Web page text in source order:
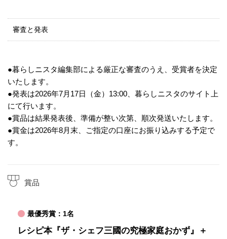
審査と発表
●暮らしニスタ編集部による厳正な審査のうえ、受賞者を決定
いたします。
●発表は2026年7月17日（金）13:00、暮らしニスタのサイト上
にて行います。
●賞品は結果発表後、準備が整い次第、順次発送いたします。
●賞金は2026年8月末、ご指定の口座にお振り込みする予定で
す。
賞品
最優秀賞：1名
レシピ本『ザ・シェフ三國の究極家庭おかず』＋